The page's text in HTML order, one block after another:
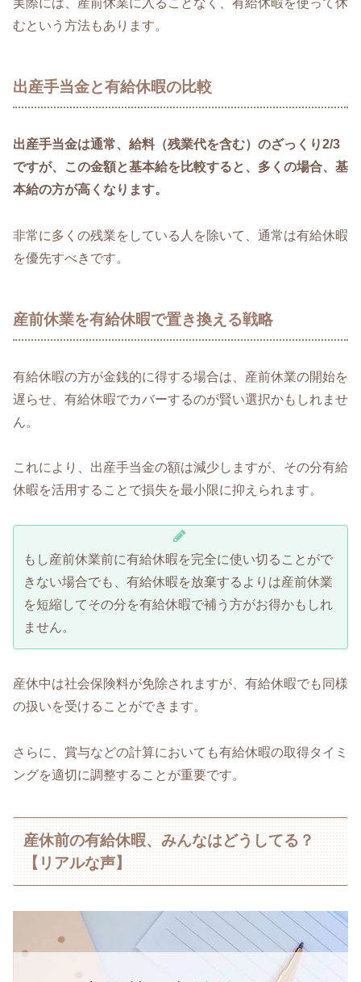
実際には、産前休業に入ることなく、有給休暇を使って休
むという方法もあります。
出産手当金と有給休暇の比較
出産手当金は通常、給料（残業代を含む）のざっくり2/3
ですが、この金額と基本給を比較すると、多くの場合、基
本給の方が高くなります。
非常に多くの残業をしている人を除いて、通常は有給休暇
を優先すべきです。
産前休業を有給休暇で置き換える戦略
有給休暇の方が金銭的に得する場合は、産前休業の開始を
遅らせ、有給休暇でカバーするのが賢い選択かもしれませ
ん。
これにより、出産手当金の額は減少しますが、その分有給
休暇を活用することで損失を最小限に抑えられます。
もし産前休業前に有給休暇を完全に使い切ることがで
きない場合でも、有給休暇を放棄するよりは産前休業
を短縮してその分を有給休暇で補う方がお得かもしれ
ません。
産休中は社会保険料が免除されますが、有給休暇でも同様
の扱いを受けることができます。
さらに、賞与などの計算においても有給休暇の取得タイミ
ングを適切に調整することが重要です。
産休前の有給休暇、みんなはどうしてる？
【リアルな声】